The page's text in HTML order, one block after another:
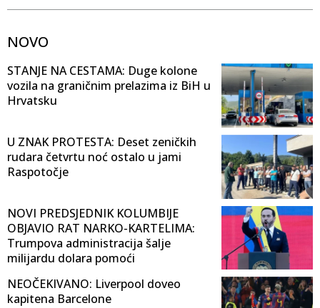
NOVO
STANJE NA CESTAMA: Duge kolone
vozila na graničnim prelazima iz BiH u
Hrvatsku
U ZNAK PROTESTA: Deset zeničkih
rudara četvrtu noć ostalo u jami
Raspotočje
NOVI PREDSJEDNIK KOLUMBIJE
OBJAVIO RAT NARKO-KARTELIMA:
Trumpova administracija šalje
milijardu dolara pomoći
NEOČEKIVANO: Liverpool doveo
kapitena Barcelone